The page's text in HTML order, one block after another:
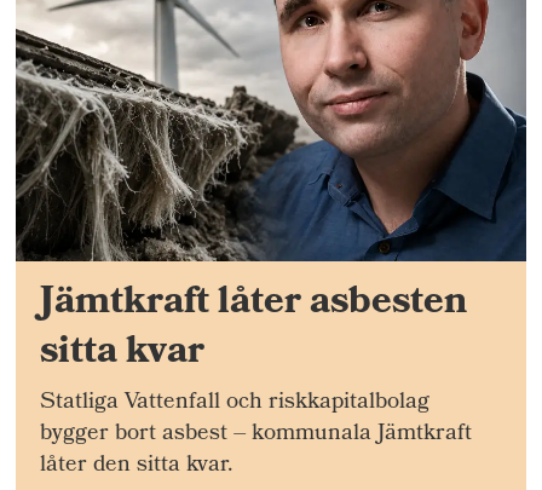
Jämtkraft låter asbesten
sitta kvar
Statliga Vattenfall och riskkapitalbolag
bygger bort asbest – kommunala Jämtkraft
låter den sitta kvar.